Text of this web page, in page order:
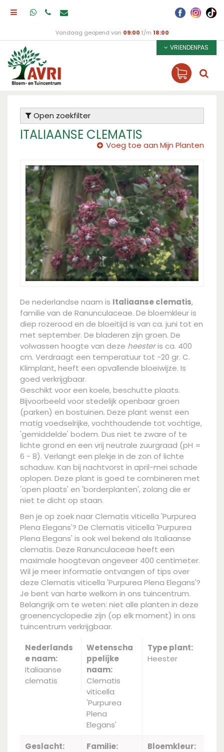
Vandaag geopend van 09:00 t/m 18:00
VRIENDENPAS
Open zoekfilter
ITALIAANSE CLEMATIS
Voeg toe aan Mijn Planten
De nederlandse naam is Italiaanse clematis,
familie van de Ranunculaceae. De bloemkleur is
diep rozerood en de bloeitijd is van ca. juni tot en
met september. De bladeren zijn groen. De
volwassen hoogte van deze heesteris ca. 400
cm. Verdraagt een temperatuur tot -20 gr. C.
Klimplant, heeft een opvallende bloeiwijze. Is
goed verkrijgbaar.
Geschikt voor een koele, beschutte plaats.
Bijvoorbeeld voor stedelijk openbaar groen
(parken) en bostuinen. Deze plant wenst een
matig voedselrijke, vochthoudende tot vochtige,
'gemiddelde' bodem. Dus niet te zware of te
lichte grond en een vrij neutrale zuurgraad (pH =
6 - 8). Verlangt een plekje in de zon of lichte
schaduw. Kan bij nachtvorst in april-mei schade
oplopen. Deze plant is goed te combineren met
'open plaats' en 'borderplanten', zolang die er
niet te dicht op staan.
Ben je op zoek naar Clematis viticella 'Purpurea
Plena Elegans'? De Clematis viticella 'Purpurea
Plena Elegans' is ook wel bekend als Italiaanse
clematis. Deze Ranunculaceae heeft een
maximale hoogtevan ongeveer 400 centimeter.
Wil je meer informatie ontvangen of tips over
deze Clematis viticella 'Purpurea Plena Elegans'?
Je bent van harte welkom in ons tuincentrum.
Belangrijk om te weten: niet alle planten in deze
groenencyclopedie zijn (op elk moment) in ons
tuincentrum verkrijgbaar.
Nederlands
e naam:
Italiaanse
clematis
Wetenscha
ppelijke
naam:
Clematis
viticella
'Purpurea
Plena
Elegans'
Type plant:
Heester
Geslacht:
Familie:
Bloemkleur: